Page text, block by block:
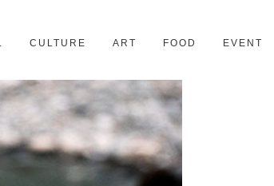
CULTURE ART FOOD EVENT